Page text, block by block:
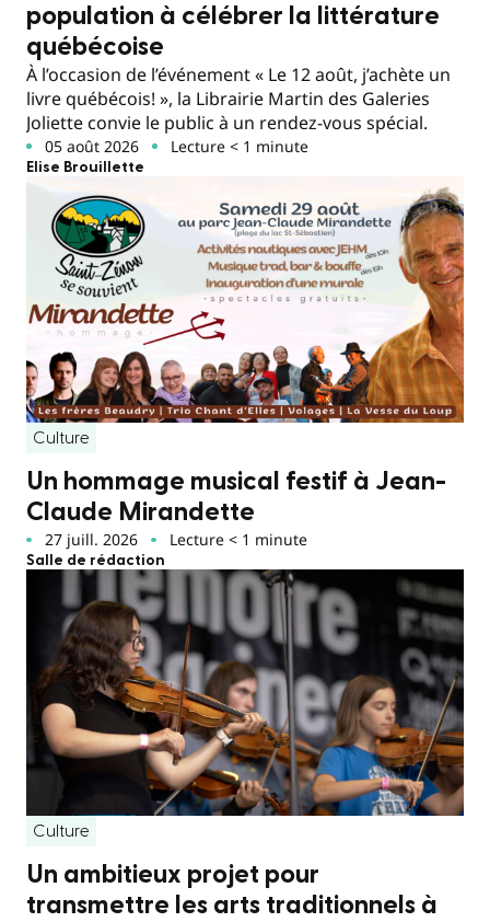
population à célébrer la littérature
québécoise
À l’occasion de l’événement « Le 12 août, j’achète un
livre québécois! », la Librairie Martin des Galeries
Joliette convie le public à un rendez-vous spécial.
05 août 2026 Lecture < 1 minute
Elise Brouillette
Culture
Un hommage musical festif à Jean-
Claude Mirandette
27 juill. 2026 Lecture < 1 minute
Salle de rédaction
Culture
Un ambitieux projet pour
transmettre les arts traditionnels à